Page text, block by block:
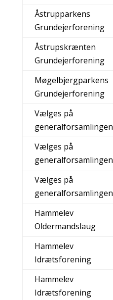
Åstrupparkens
Grundejerforening
Åstrupskrænten
Grundejerforening
Møgelbjergparkens
Grundejerforening
Vælges på
generalforsamlingen
Vælges på
generalforsamlingen
Vælges på
generalforsamlingen
Hammelev
Oldermandslaug
Hammelev
Idrætsforening
Hammelev
Idrætsforening